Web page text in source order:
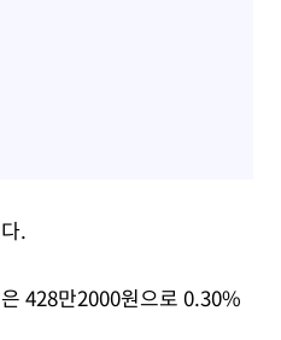
.
428만2000원으로 0.30%